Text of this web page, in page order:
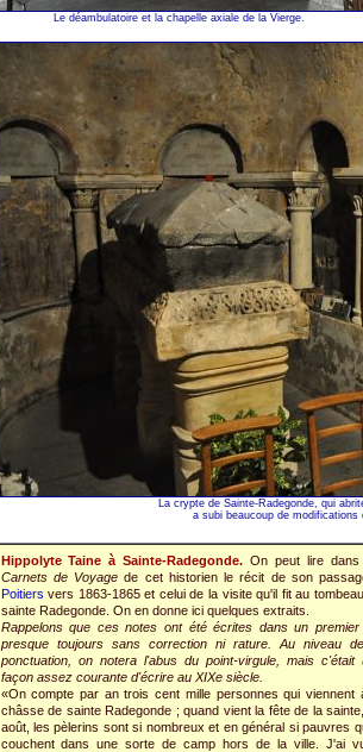
Le déambulatoire et la chapelle axiale de la Vierge.
La crypte de Sainte-Radegonde, qui
a subi beaucoup de modifications
Hippolyte Taine à Sainte-Radegonde. On peut lire dans
Carnets de Voyage de cet historien le récit de son
Poitiers vers 1863-1865 et celui de la visite qu'il fit au
sainte Radegonde. On en donne ici quelques extraits.
Rappelons que ces notes ont été écrites dans un premier
presque toujours sans correction ni rature. Au niveau
ponctuation, on notera l'abus du point-virgule, mais c'était
façon assez courante d'écrire au XIXe siècle.
«On compte par an trois cent mille personnes qui viennent
châsse de sainte Radegonde ; quand vient la fête de la
août, les pèlerins sont si nombreux et en général si pauvres
couchent dans une sorte de camp hors de la ville. J'ai